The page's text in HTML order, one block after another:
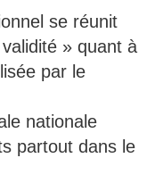
se réunit
» quant à
par le
nationale
partout dans le